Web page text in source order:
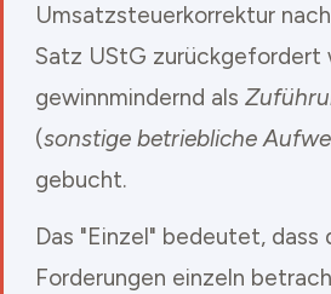
Umsatzsteuerkorrektur nach
Satz UStG zurückgefordert
gewinnmindernd als
(sonstige betriebliche
gebucht.
Das "Einzel" bedeutet,
Forderungen einzeln